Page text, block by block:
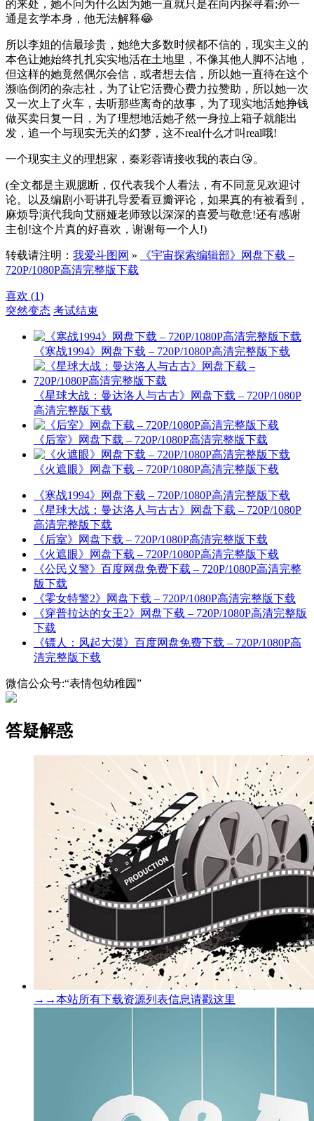
的来处，她不问为什么因为她一直就只是在向内探寻着;孙一
通是玄学本身，他无法解释😂
所以李姐的信最珍贵，她绝大多数时候都不信的，现实主义的
本色让她始终扎扎实实地活在土地里，不像其他人脚不沾地，
但这样的她竟然偶尔会信，或者想去信，所以她一直待在这个
濒临倒闭的杂志社，为了让它活费心费力拉赞助，所以她一次
又一次上了火车，去听那些离奇的故事，为了现实地活她挣钱
做买卖日复一日，为了理想地活她孑然一身拉上箱子就能出
发，追一个与现实无关的幻梦，这不real什么才叫real哦!
一个现实主义的理想家，秦彩蓉请接收我的表白😘。
(全文都是主观臆断，仅代表我个人看法，有不同意见欢迎讨
论。以及编剧小哥讲孔导爱看豆瓣评论，如果真的有被看到，
麻烦导演代我向艾丽娅老师致以深深的喜爱与敬意!还有感谢
主创!这个片真的好喜欢，谢谢每一个人!)
转载请注明： 我爱斗图网 »
《宇宙探索编辑部》网盘下载 –
720P/1080P高清完整版下载
喜欢 (1)
突然变态 考试结束
《寒战1994》网盘下载 – 720P/1080P高清完整版下载
《星球大战：曼达洛人与古古》网盘下载 – 720P/1080P
高清完整版下载
《后室》网盘下载 – 720P/1080P高清完整版下载
《火遮眼》网盘下载 – 720P/1080P高清完整版下载
《寒战1994》网盘下载 – 720P/1080P高清完整版下载
《星球大战：曼达洛人与古古》网盘下载 – 720P/1080P
高清完整版下载
《后室》网盘下载 – 720P/1080P高清完整版下载
《火遮眼》网盘下载 – 720P/1080P高清完整版下载
《公民义警》百度网盘免费下载 – 720P/1080P高清完整
版下载
《零女特警2》网盘下载 – 720P/1080P高清完整版下载
《穿普拉达的女王2》网盘下载 – 720P/1080P高清完整版
下载
《镖人：风起大漠》百度网盘免费下载 – 720P/1080P高
清完整版下载
微信公众号:“表情包幼稚园”
答疑解惑
→→本站所有下载资源列表信息请戳这里